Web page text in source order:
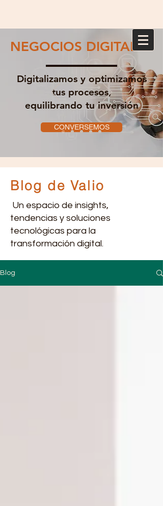
NEGOCIOS DIGITALES
Digitalizamos y optimizamos
tus procesos,
equilibrando tu inversión
CONVERSEMOS
Blog de Valio
Un espacio de insights,
tendencias y soluciones
tecnológicas para la
transformación digital.
Blog